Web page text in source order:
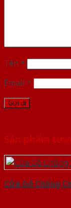
Tên *
Email *
Sản phẩm
Cửa Gỗ Chống